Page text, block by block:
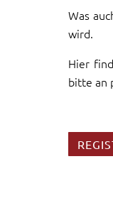
Was
wird.
Hier
bitte an